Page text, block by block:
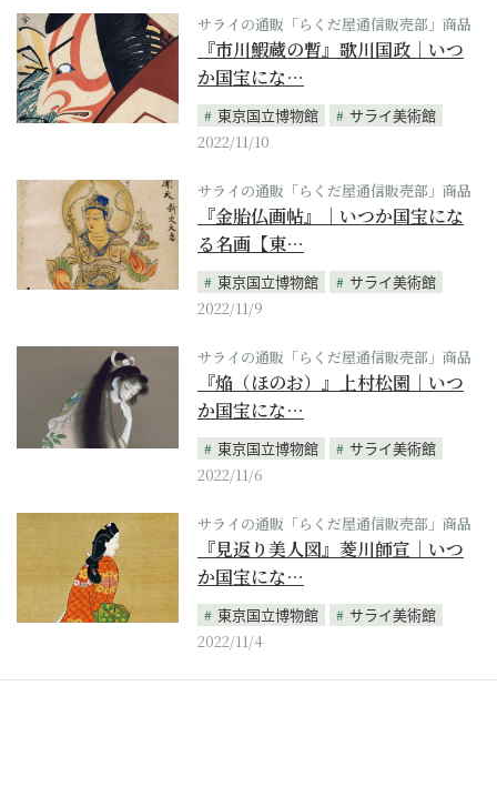
サライの通販「らくだ屋通信販売部」商品
『市川鰕蔵の暫』歌川国政｜いつ
か国宝にな…
東京国立博物館
サライ美術館
2022/11/10
サライの通販「らくだ屋通信販売部」商品
『金胎仏画帖』｜いつか国宝にな
る名画【東…
東京国立博物館
サライ美術館
2022/11/9
サライの通販「らくだ屋通信販売部」商品
『焔（ほのお）』上村松園｜いつ
か国宝にな…
東京国立博物館
サライ美術館
2022/11/6
サライの通販「らくだ屋通信販売部」商品
『見返り美人図』菱川師宣｜いつ
か国宝にな…
東京国立博物館
サライ美術館
2022/11/4